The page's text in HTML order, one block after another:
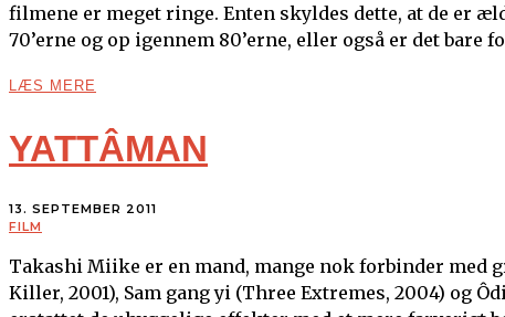
filmene er meget ringe. Enten skyldes dette, at de er
70’erne og op igennem 80’erne, eller også er det bare
LÆS MERE
YATTÂMAN
13. SEPTEMBER 2011
FILM
Takashi Miike er en mand, mange nok forbinder med
Killer, 2001), Sam gang yi (Three Extremes, 2004) og